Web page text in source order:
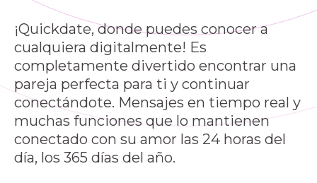
¡Quickdate, donde puedes conocer a
cualquiera digitalmente! Es
completamente divertido encontrar una
pareja perfecta para ti y continuar
conectándote. Mensajes en tiempo real y
muchas funciones que lo mantienen
conectado con su amor las 24 horas del
día, los 365 días del año.